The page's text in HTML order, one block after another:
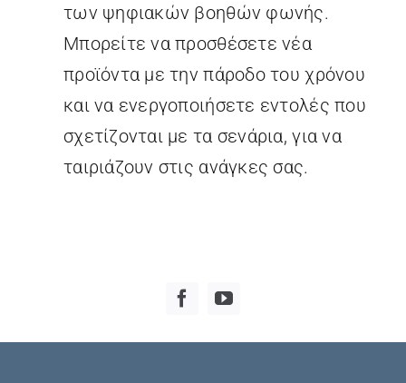
των ψηφιακών βοηθών φωνής.
Μπορείτε να προσθέσετε νέα
προϊόντα με την πάροδο του χρόνου
και να ενεργοποιήσετε εντολές που
σχετίζονται με τα σενάρια, για να
ταιριάζουν στις ανάγκες σας.